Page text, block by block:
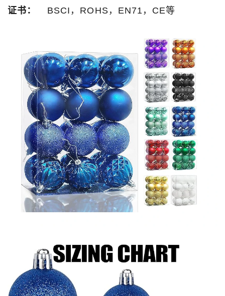
证书： BSCI，ROHS，EN71，CE等